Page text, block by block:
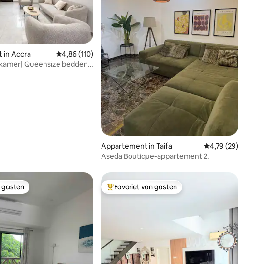
4,86 uit 5, 7 recensies
in Accra Gemiddelde beoordeling van 4,86 uit 5, 110 recensies
4,86 (110)
Queensize bedden|
Appartement in Taifa Gemiddelde
4,79 (29)
Aseda Boutique-appartement 2.
gasten
gasten Topfavoriet van gasten
Favoriet van gasten